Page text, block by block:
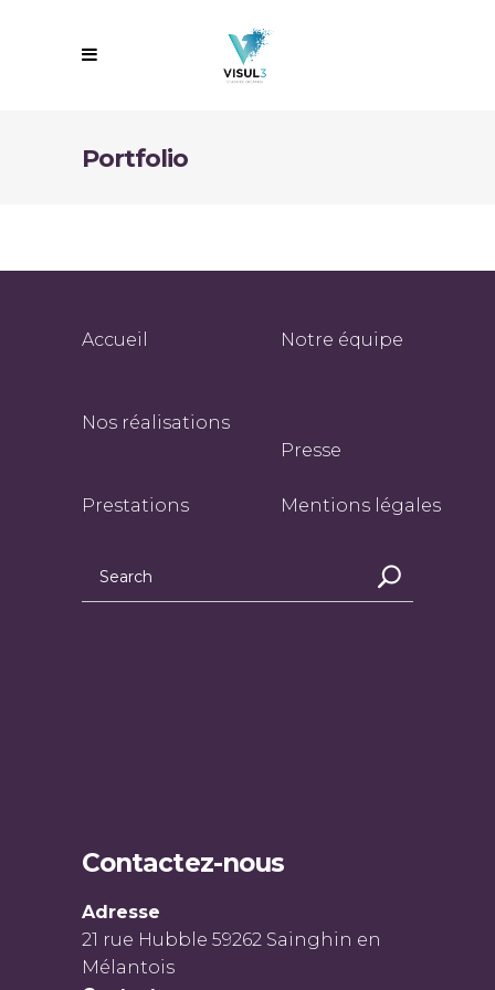
Portfolio
Accueil
Nos réalisations
Prestations
Notre équipe
Presse
Mentions légales
Contactez-nous
Adresse
21 rue Hubble 59262 Sainghin en
Mélantois